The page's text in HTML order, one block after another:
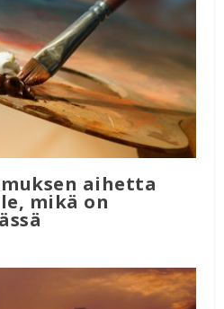
aihetta
mikä on